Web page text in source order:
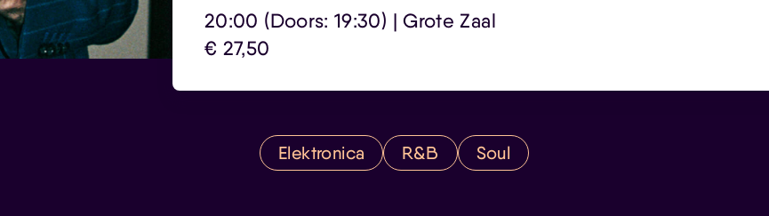
20:00 (Doors: 19:30) | Grote Zaal
€ 27,50
Elektronica R&B Soul